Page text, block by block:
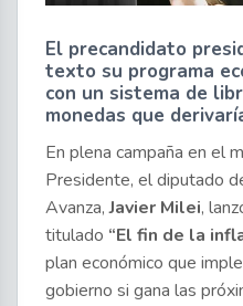
El precandidato
texto su programa
con un sistema de
monedas que
En plena campaña en el
Presidente, el diputado
Avanza,Javier Milei,
titulado “El fin de la
plan económico que
gobierno si gana las